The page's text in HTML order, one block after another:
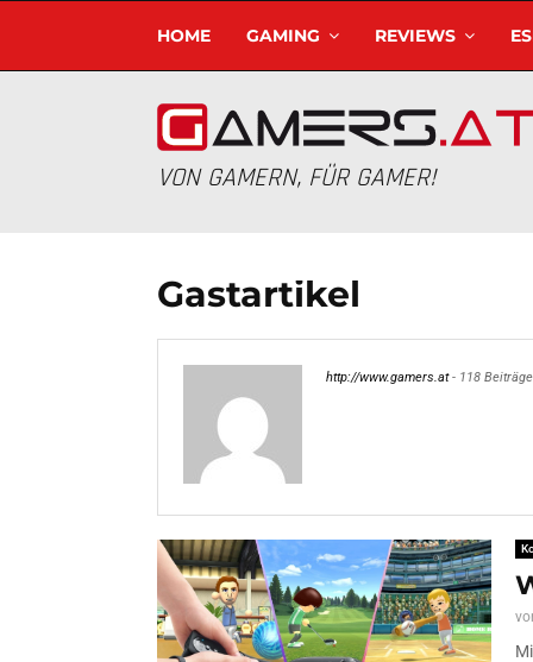
HOME GAMING REVIEWS
VON GAMERN, FÜR GAMER!
Gastartikel
http://www.gamers.at- 118 Beiträge